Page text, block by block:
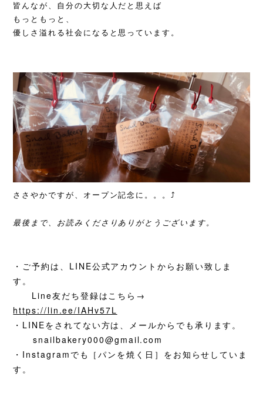
皆んなが、自分の大切な人だと思えば
もっともっと、
優しさ溢れる社会になると 思っています。
ささやかですが、オープン記念に。。。⤴️
最後まで、お読みくださりありがとうございます。
・ご予約は、LINE公式アカウントからお願い致しま
す。
Line友だち登録はこちら→
https://lin.ee/IAHv57L
・LINEをされてない方は、メールからでも承ります。
snailbakery000@gmail.com
・Instagramでも［パンを焼く日］をお知らせしていま
す。